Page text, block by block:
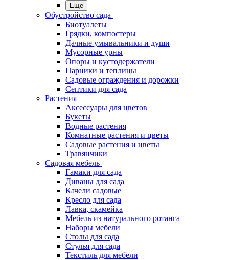
Еще
Обустройство сада
Биотуалеты
Грядки, компостеры
Дачные умывальники и души
Мусорные урны
Опоры и кустодержатели
Парники и теплицы
Садовые ограждения и дорожки
Септики для сада
Растения
Аксессуары для цветов
Букеты
Водные растения
Комнатные растения и цветы
Садовые растения и цветы
Травянчики
Садовая мебель
Гамаки для сада
Диваны для сада
Качели садовые
Кресло для сада
Лавка, скамейка
Мебель из натурального ротанга
Наборы мебели
Столы для сада
Стулья для сада
Текстиль для мебели